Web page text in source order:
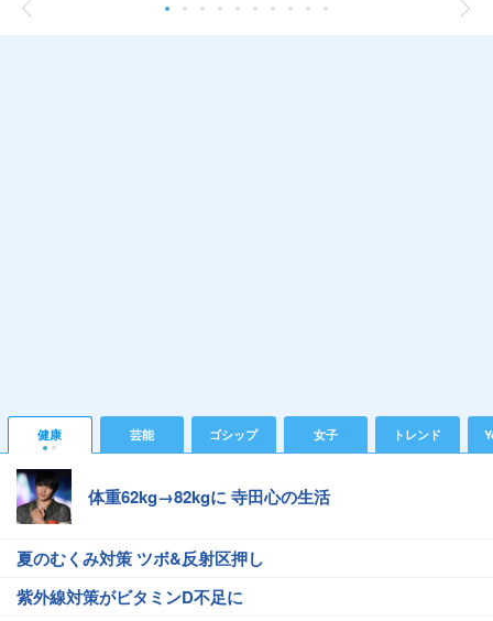
健康 芸能 ゴシップ 女子 トレンド
体重62kg→82kgに 寺田心の生活
夏のむくみ対策 ツボ&反射区押し
紫外線対策がビタミンD不足に